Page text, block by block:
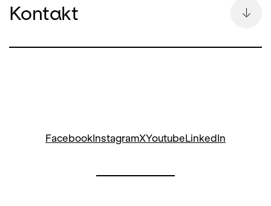
Kontakt
Social Media Oper:
FacebookInstagramXYoutubeLinkedIn